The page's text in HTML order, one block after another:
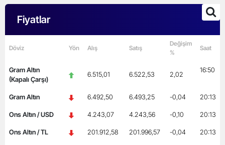
Fiyatlar
Döviz Yön Alış Satış
Değişim
%
Saat
Gram Altın
(Kapalı Çarşı)
6.515,01 6.522,53 2,02
16:50
Gram Altın 6.492,50 6.493,25 -0,04 20:13
Ons Altın / USD 4.243,07 4.243,56 -0,10 20:13
Ons Altın / TL 201.912,58 201.996,57 -0,04 20:13